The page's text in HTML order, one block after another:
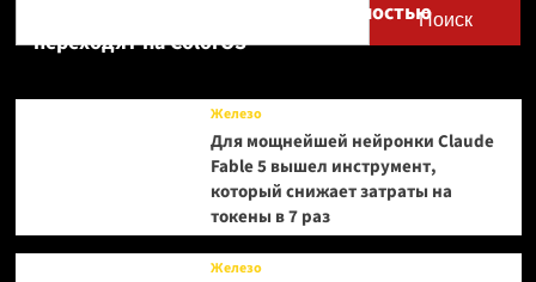
Поиск
Realme UI — OnePlus и realme полностью
переходят на ColorOS
Железо
Для мощнейшей нейронки Claude
Fable 5 вышел инструмент,
который снижает затраты на
токены в 7 раз
Железо